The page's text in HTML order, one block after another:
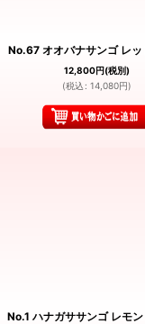
No.67 オオバナサンゴ レッ
12,800円(税別)
(税込 : 14,080円)
No.1 ハナガササンゴ レモ